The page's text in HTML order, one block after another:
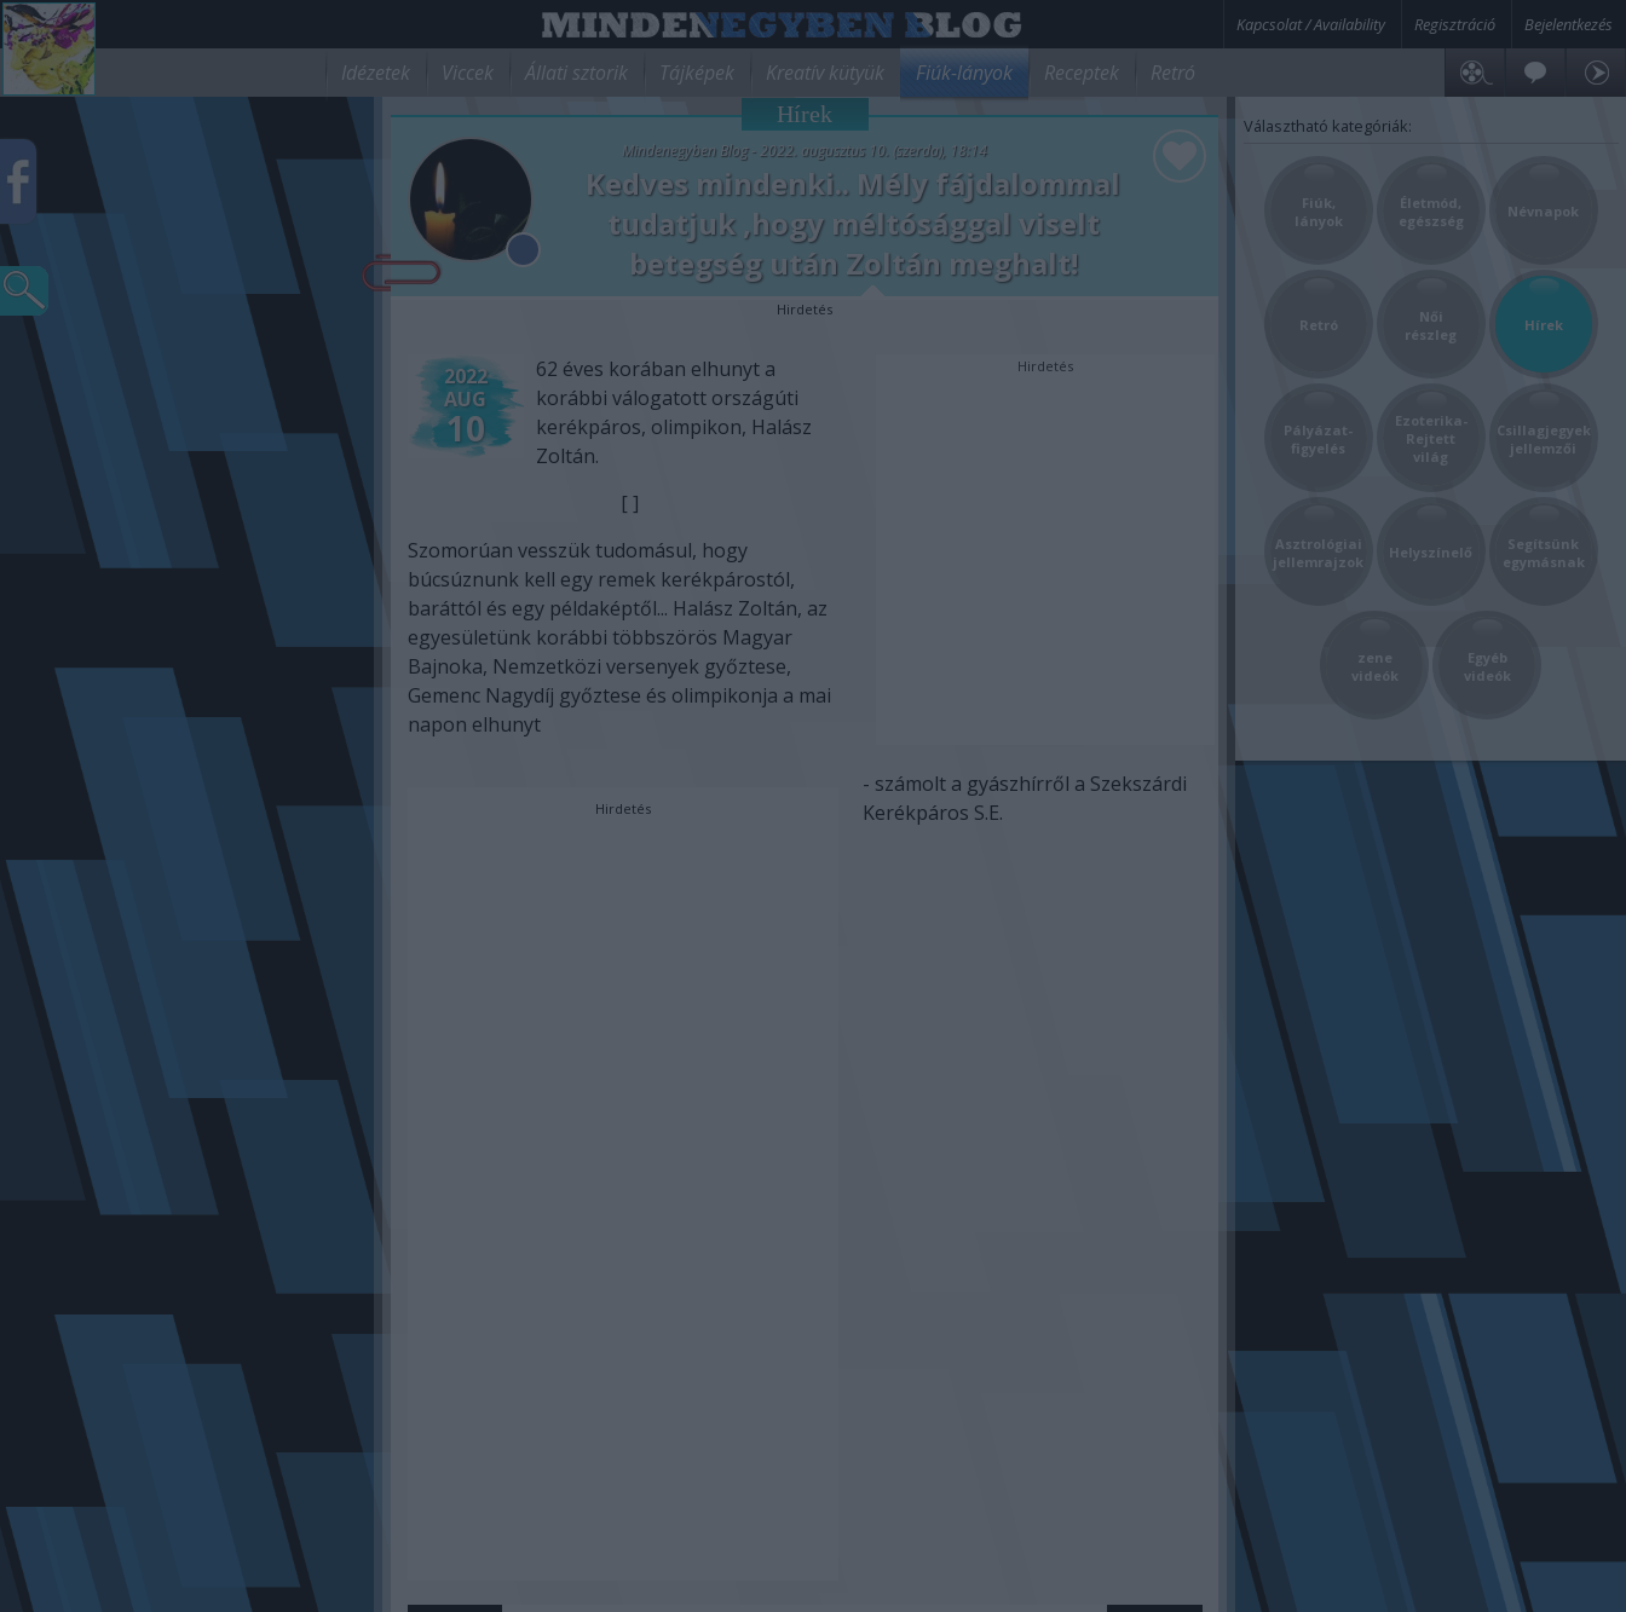
Kapcsolat / Availability Regisztráció Bejelentkezés
Idézetek Viccek Állati sztorik Tájképek Kreatív kütyük Fiúk-lányok Receptek Retró
Választható kategóriák:
Fiúk,
lányok
Életmód,
egészség
Névnapok
Retró
Női
részleg
Hírek
Pályázat-
figyelés
Ezoterika-
Rejtett
világ
Csillagjegyek
jellemzői
Asztrológiai
jellemrajzok
Helyszínelő
Segítsünk
egymásnak
zene
videók
Egyéb
videók
Hírek
Mindenegyben Blog - 2022. augusztus 10. (szerda), 18:14
Kedves mindenki.. Mély fájdalommal
tudatjuk ,hogy méltósággal viselt
betegség után Zoltán meghalt!
Hirdetés
Hirdetés
2022
AUG
10
62 éves korában elhunyt a
korábbi válogatott országúti
kerékpáros, olimpikon, Halász
Zoltán.
Hirdetés
[ ]
Szomorúan vesszük tudomásul, hogy
búcsúznunk kell egy remek kerékpárostól,
baráttól és egy példaképtől... Halász Zoltán, az
egyesületünk korábbi többszörös Magyar
Bajnoka, Nemzetközi versenyek győztese,
Gemenc Nagydíj győztese és olimpikonja a mai
napon elhunyt
- számolt a gyászhírről a Szekszárdi
Kerékpáros S.E.